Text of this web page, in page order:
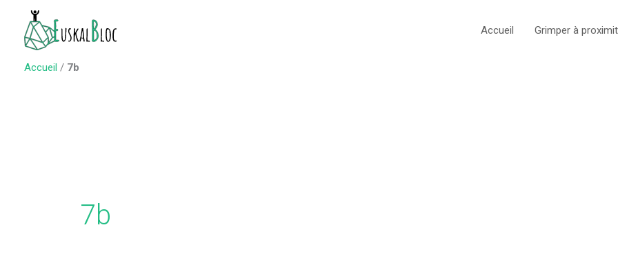
contenu
Accueil Grimper à
Accueil / 7b
7b